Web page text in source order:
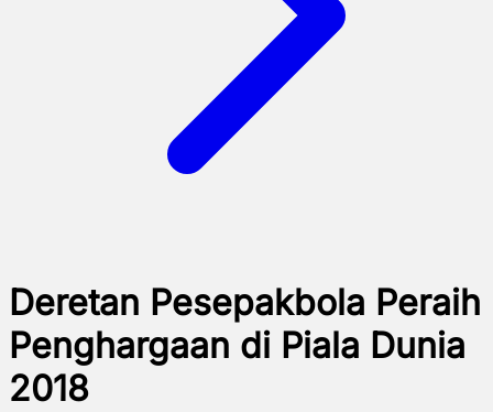
Deretan Pesepakbola Peraih
Penghargaan di Piala Dunia
2018